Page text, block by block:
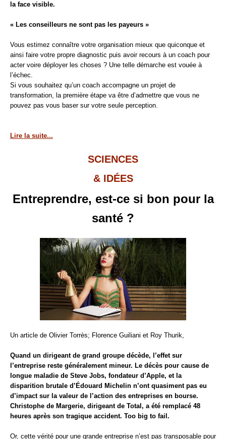
la face visible.
« Les conseilleurs ne sont pas les payeurs »
Vous estimez connaître votre organisation mieux que quiconque et
ainsi faire votre propre diagnostic puis avoir recours à un coach pour
acter voire déployer les choses ? Une telle démarche est vouée à
l’échec.
Si vous souhaitez qu’un coach accompagne un projet de
transformation, la première étape va être d’admettre que vous ne
pouvez pas vous baser sur votre seule perception.
Lire la suite...
SCIENCES
& IDÉES
Entreprendre, est-ce si bon pour la
santé ?
Un article de Olivier Torrès; Florence Guiliani et Roy Thurik,
Quand un dirigeant de grand groupe décède, l’effet sur
l’entreprise reste généralement mineur. Le décès pour cause de
longue maladie de Steve Jobs, fondateur d’Apple, et la
disparition brutale d’Édouard Michelin n’ont quasiment pas eu
d’impact sur la valeur de l’action des entreprises en bourse.
Christophe de Margerie, dirigeant de Total, a été remplacé 48
heures après son tragique accident. Too big to fail.
Or, cette vérité pour une grande entreprise n’est pas transposable pour